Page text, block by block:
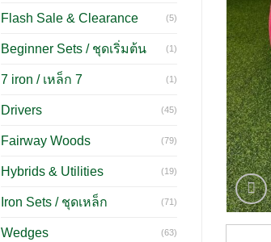
Flash Sale & Clearance (5)
Beginner Sets / ชุดเริ่มต้น (1)
7 iron / เหล็ก 7 (1)
Drivers (45)
Fairway Woods (79)
Hybrids & Utilities (19)
Iron Sets / ชุดเหล็ก (71)
Wedges (63)